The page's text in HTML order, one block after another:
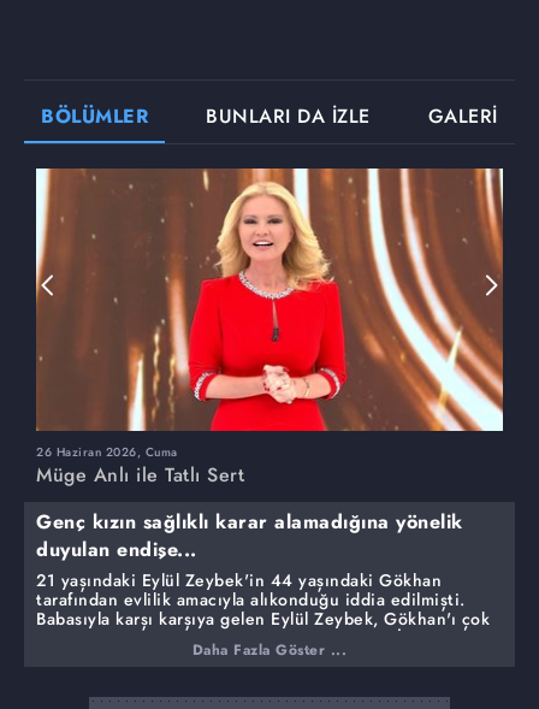
BÖLÜMLER BUNLARI DA İZLE GALERİ
26 Haziran 2026, Cuma
Müge Anlı ile Tatlı Sert
Genç kızın sağlıklı karar alamadığına yönelik
duyulan endişe...
21 yaşındaki Eylül Zeybek'in 44 yaşındaki Gökhan
tarafından evlilik amacıyla alıkonduğu iddia edilmişti.
Babasıyla karşı karşıya gelen Eylül Zeybek, Gökhan'ı çok
sevdiğini ve eve dönmeyeceğini söylemişti. İddialarda
adı geçen Gökhan, canlı yayına gelerek aileyle yüzleşti.
ailesinin de bu ilişkiden haberdar olduğunu iddia etti.
Daha Fazla Göster ...